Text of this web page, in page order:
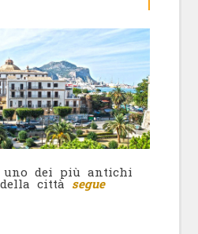
uno dei più antichi
città segue